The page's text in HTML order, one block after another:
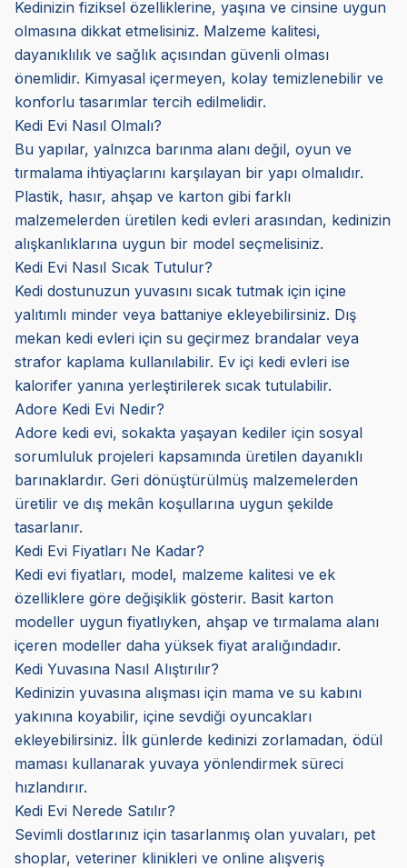
Kedinizin fiziksel özelliklerine, yaşına ve cinsine uygun
olmasına dikkat etmelisiniz. Malzeme kalitesi,
dayanıklılık ve sağlık açısından güvenli olması
önemlidir. Kimyasal içermeyen, kolay temizlenebilir ve
konforlu tasarımlar tercih edilmelidir.
Kedi Evi Nasıl Olmalı?
Bu yapılar, yalnızca barınma alanı değil, oyun ve
tırmalama ihtiyaçlarını karşılayan bir yapı olmalıdır.
Plastik, hasır, ahşap ve karton gibi farklı
malzemelerden üretilen kedi evleri arasından, kedinizin
alışkanlıklarına uygun bir model seçmelisiniz.
Kedi Evi Nasıl Sıcak Tutulur?
Kedi dostunuzun yuvasını sıcak tutmak için içine
yalıtımlı minder veya battaniye ekleyebilirsiniz. Dış
mekan kedi evleri için su geçirmez brandalar veya
strafor kaplama kullanılabilir. Ev içi kedi evleri ise
kalorifer yanına yerleştirilerek sıcak tutulabilir.
Adore Kedi Evi Nedir?
Adore kedi evi, sokakta yaşayan kediler için sosyal
sorumluluk projeleri kapsamında üretilen dayanıklı
barınaklardır. Geri dönüştürülmüş malzemelerden
üretilir ve dış mekân koşullarına uygun şekilde
tasarlanır.
Kedi Evi Fiyatları Ne Kadar?
Kedi evi fiyatları, model, malzeme kalitesi ve ek
özelliklere göre değişiklik gösterir. Basit karton
modeller uygun fiyatlıyken, ahşap ve tırmalama alanı
içeren modeller daha yüksek fiyat aralığındadır.
Kedi Yuvasına Nasıl Alıştırılır?
Kedinizin yuvasına alışması için mama ve su kabını
yakınına koyabilir, içine sevdiği oyuncakları
ekleyebilirsiniz. İlk günlerde kedinizi zorlamadan, ödül
maması kullanarak yuvaya yönlendirmek süreci
hızlandırır.
Kedi Evi Nerede Satılır?
Sevimli dostlarınız için tasarlanmış olan yuvaları, pet
shoplar, veteriner klinikleri ve online alışveriş